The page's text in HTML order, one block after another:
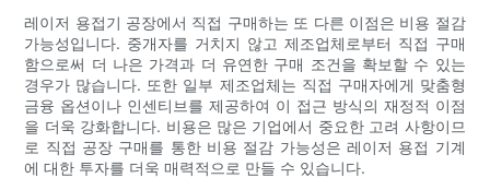
레이저 용접기 공장에서 직접 구매하는 또 다른 이점은 비용 절감
가능성입니다. 중개자를 거치지 않고 제조업체로부터 직접 구매
함으로써 더 나은 가격과 더 유연한 구매 조건을 확보할 수 있는
경우가 많습니다. 또한 일부 제조업체는 직접 구매자에게 맞춤형
금융 옵션이나 인센티브를 제공하여 이 접근 방식의 재정적 이점
을 더욱 강화합니다. 비용은 많은 기업에서 중요한 고려 사항이므
로 직접 공장 구매를 통한 비용 절감 가능성은 레이저 용접 기계
에 대한 투자를 더욱 매력적으로 만들 수 있습니다.